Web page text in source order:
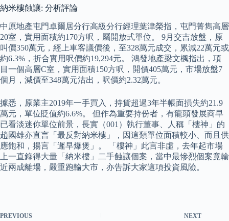
納米樓蝕讓: 分析評論
中原地產屯門卓爾居分行高級分行經理葉津榮指，屯門菁雋高層
20室，實用面積約170方呎，屬開放式單位。 9月交吉放盤，原
叫價350萬元，經上車客議價後，至328萬元成交，累減22萬元或
約6.3%，折合實用呎價約19,294元。 鴻發地產梁文楓指出，項
目一個高層C室，實用面積150方呎，開價405萬元，市場放盤7
個月，減價至348萬元沽出，呎價約2.32萬元。
據悉，原業主2019年一手買入，持貨超過3年半帳面損失約21.9
萬元，單位貶值約6.6%。 但作為重要持份者，有龍頭發展商早
已看淡迷你單位前景，長實（001）執行董事、人稱「樓神」的
趙國雄亦直言「最反對納米樓」，因這類單位面積較小、而且供
應飽和，揚言「遲早爆煲」。 「樓神」此言非虛，去年起市場
上一直錄得大量「納米樓」二手蝕讓個案，當中最慘烈個案竟輸
近兩成離場，嚴重跑輸大市，亦告訴大家這項投資風險。
PREVIOUS NEXT